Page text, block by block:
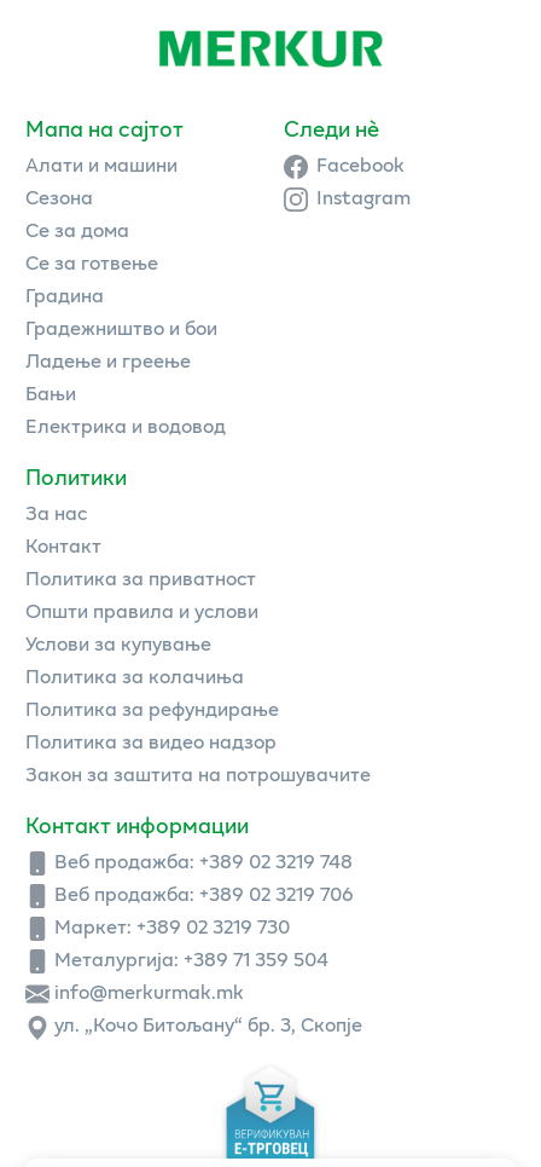
Мапа на сајтот
Алати и машини
Сезона
Се за дома
Се за готвење
Градина
Градежништво и бои
Ладење и греење
Бањи
Електрика и водовод
Политики
За нас
Контакт
Политика за приватност
Општи правила и услови
Услови за купување
Политика за колачиња
Политика за рефундирање
Политика за видео надзор
Закон за заштита на потрошувачите
Контакт информации
Веб продажба: +389 02 3219 748
Веб продажба: +389 02 3219 706
Маркет: +389 02 3219 730
Металургија: +389 71 359 504
info@merkurmak.mk
ул. „Кочо Битољану“ бр. 3, Скопје
Следи нè
Facebook
Instagram